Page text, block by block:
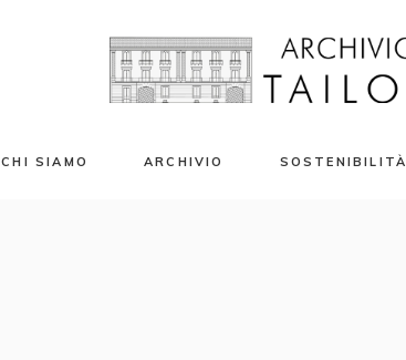
CHI SIAMO ARCHIVIO SOSTENIBILITÀ